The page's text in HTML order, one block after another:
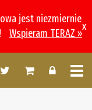
jest niezmiernie
Wspieram TERAZ »
x